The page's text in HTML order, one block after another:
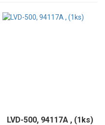
LVD-500, 94117A , (1ks)